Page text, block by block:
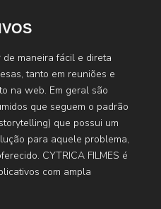
maneira fácil e direta
tanto em reuniões e
na web. Em geral são
que seguem o padrão
que possui um
para aquele problema,
CYTRICA FILMES é
com ampla